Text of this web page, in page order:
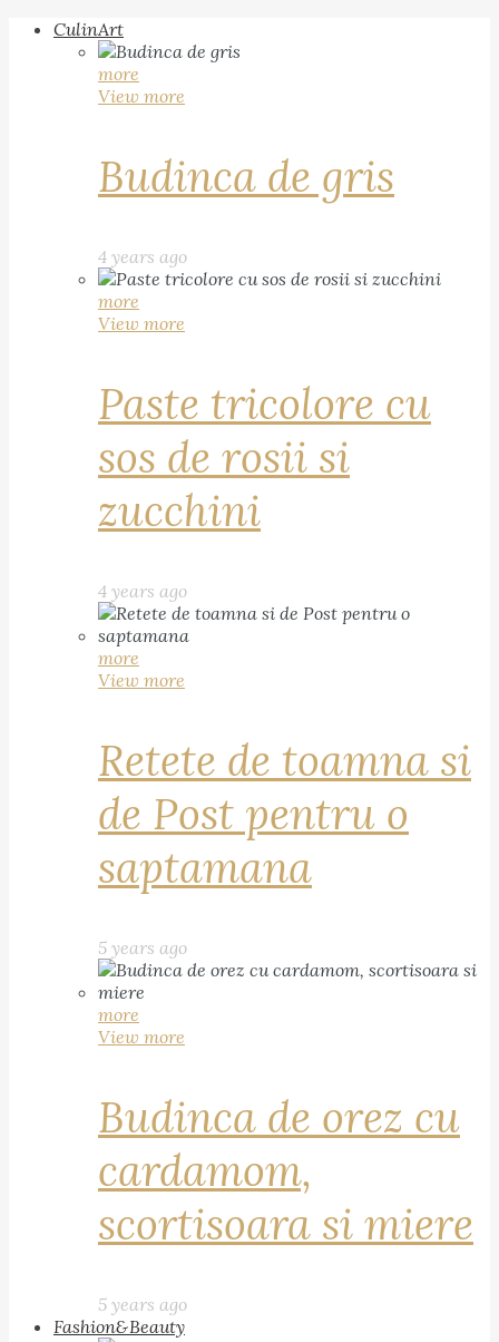
CulinArt
more
View more
Budinca de gris
4 years ago
more
View more
Paste tricolore cu
sos de rosii si
zucchini
4 years ago
more
View more
Retete de toamna si
de Post pentru o
saptamana
5 years ago
more
View more
Budinca de orez cu
cardamom,
scortisoara si miere
5 years ago
Fashion&Beauty